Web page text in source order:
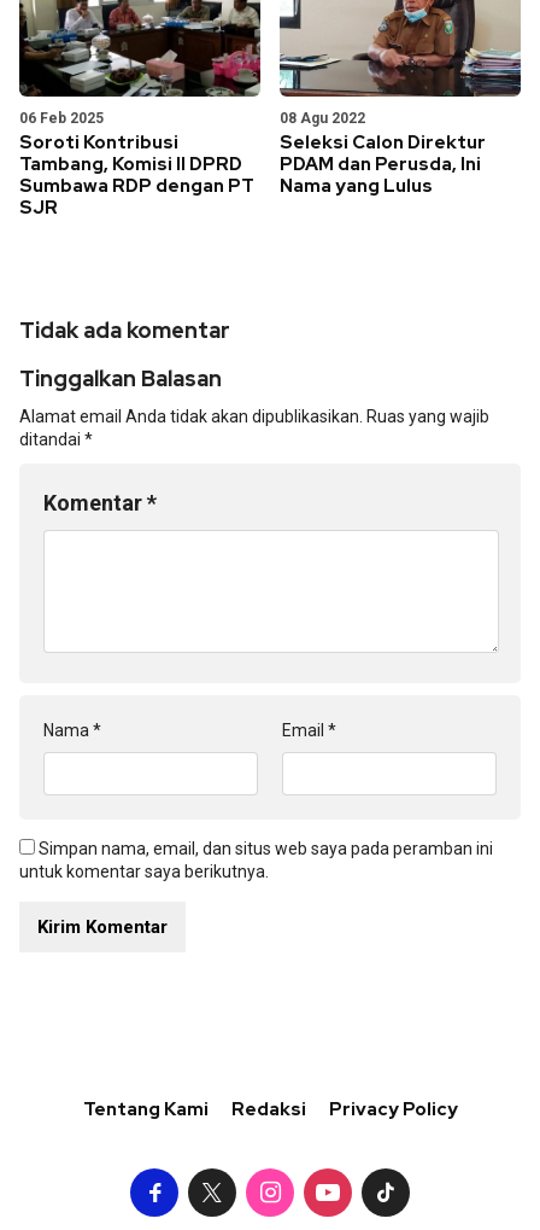
06 Feb 2025
Soroti Kontribusi
Tambang, Komisi II DPRD
Sumbawa RDP dengan PT
SJR
08 Agu 2022
Seleksi Calon Direktur
PDAM dan Perusda, Ini
Nama yang Lulus
Tidak ada komentar
Tinggalkan Balasan
Alamat email Anda tidak akan dipublikasikan. Ruas yang wajib
ditandai *
Komentar*
Nama * Email *
Simpan nama, email, dan situs web saya pada peramban ini
untuk komentar saya berikutnya.
Tentang Kami Redaksi Privacy Policy